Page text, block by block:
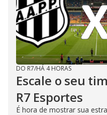
DO R7/HÁ 4 HORAS
Escale o seu
R7 Esportes
É hora de mostrar sua